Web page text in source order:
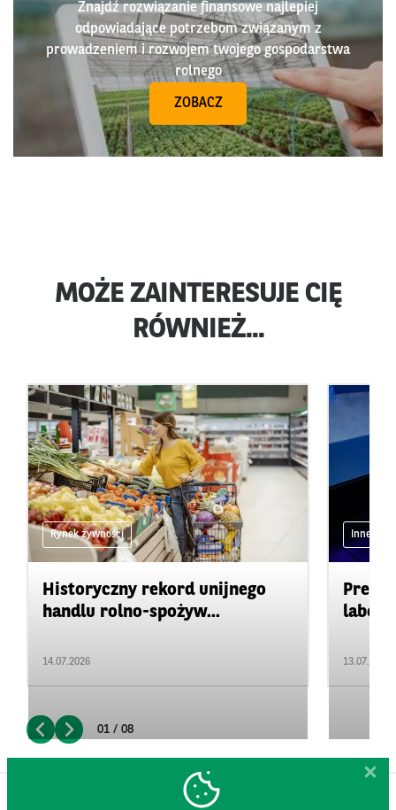
Znajdź rozwiązanie finansowe najlepiej
odpowiadające potrzebom związanym z
prowadzeniem i rozwojem twojego gospodarstwa
rolnego
ZOBACZ
MOŻE ZAINTERESUJE CIĘ
RÓWNIEŻ...
Rynek żywności
Historyczny rekord unijnego
handlu rolno-spożyw...
14.07.2026
Inne
13.07.2026
01 / 08